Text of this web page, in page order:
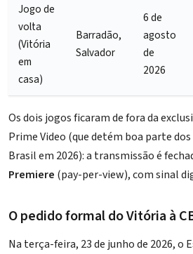
Jogo de
volta
(Vitória
em
casa)
Barradão,
Salvador
6 de
agosto
de
2026
Os dois jogos ficaram de fora da
Prime Video (que detém boa parte
Brasil em 2026): a transmissão é
Premiere (pay-per-view), com sinal
O pedido formal do Vitória à
Na terça-feira, 23 de junho de 2026, o